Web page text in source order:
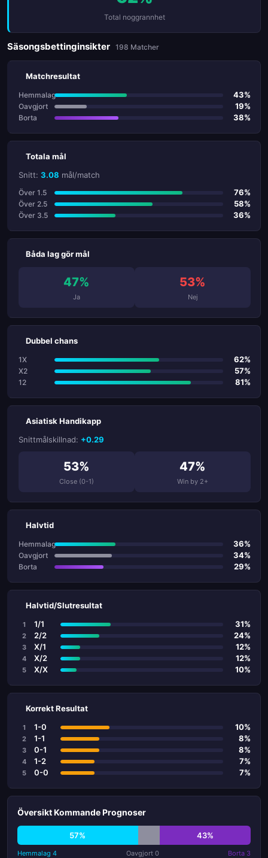
Total noggrannhet
Säsongsbettinginsikter 198 Matcher
Matchresultat
Hemmalag 43%
Oavgjort 19%
Borta 38%
Totala mål
Snitt: 3.08 mål/match
Över 1.5 76%
Över 2.5 58%
Över 3.5 36%
Båda lag gör mål
47%
Ja
53%
Nej
Dubbel chans
1X 62%
X2 57%
12 81%
Asiatisk Handikapp
Snittmålskillnad: +0.29
53%
Close (0-1)
47%
Win by 2+
Halvtid
Hemmalag 36%
Oavgjort 34%
Borta 29%
Halvtid/Slutresultat
1 1/1 31%
2 2/2 24%
3 X/1 12%
4 X/2 12%
5 X/X 10%
Korrekt Resultat
1 1-0 10%
2 1-1 8%
3 0-1 8%
4 1-2 7%
5 0-0 7%
Översikt Kommande Prognoser
57% 43%
Hemmalag 4 Oavgjort 0 Borta 3